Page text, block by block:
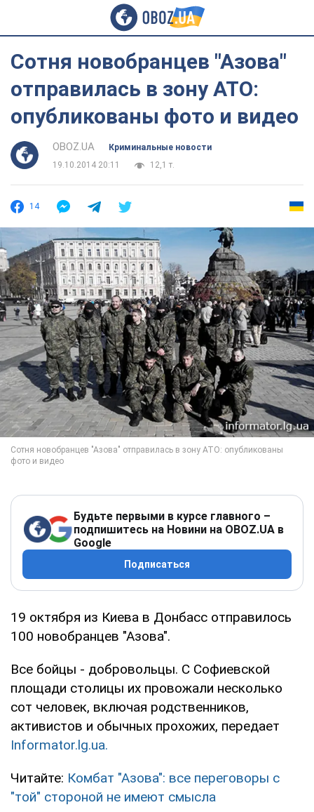
Сотня новобранцев "Азова"
отправилась в зону АТО:
опубликованы фото и видео
OBOZ.UA
Криминальные новости
19.10.2014 20:11
12,1 т.
14
Будьте первыми в курсе главного –
подпишитесь на Новини на OBOZ.UA в
Google
Подписаться
19 октября из Киева в Донбасс отправилось
100 новобранцев "Азова".
Все бойцы - добровольцы. С Софиевской
площади столицы их провожали несколько
сот человек, включая родственников,
активистов и обычных прохожих, передает
Іnformator.lg.ua.
Читайте: Комбат "Азова": все переговоры с
"той" стороной не имеют смысла